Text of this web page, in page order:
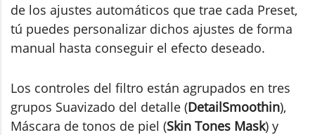
de los ajustes automáticos que trae cada Preset,
tú puedes personalizar dichos ajustes de forma
manual hasta conseguir el efecto deseado.
Los controles del filtro están agrupados en tres
grupos Suavizado del detalle (DetailSmoothin),
Máscara de tonos de piel (Skin Tones Mask) y